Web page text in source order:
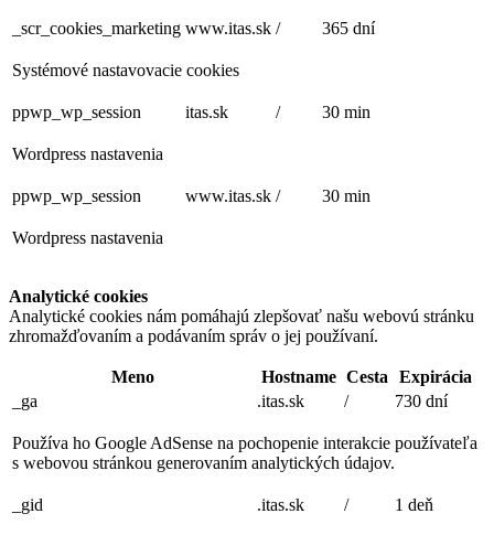
_scr_cookies_marketing www.itas.sk / 365 dní
Systémové nastavovacie cookies
ppwp_wp_session itas.sk / 30 min
Wordpress nastavenia
ppwp_wp_session www.itas.sk / 30 min
Wordpress nastavenia
Analytické cookies
Analytické cookies nám pomáhajú zlepšovať našu webovú stránku
zhromažďovaním a podávaním správ o jej používaní.
Meno Hostname Cesta
Expirácia
_ga
.itas.sk / 730 dní
Používa ho Google AdSense na pochopenie interakcie používateľa
s webovou stránkou generovaním analytických údajov.
_gid .itas.sk / 1 deň